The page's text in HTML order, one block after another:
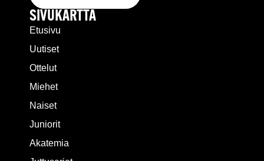
SIVUKARTTA
Etusivu
Uutiset
Ottelut
Miehet
Naiset
Juniorit
Akatemia